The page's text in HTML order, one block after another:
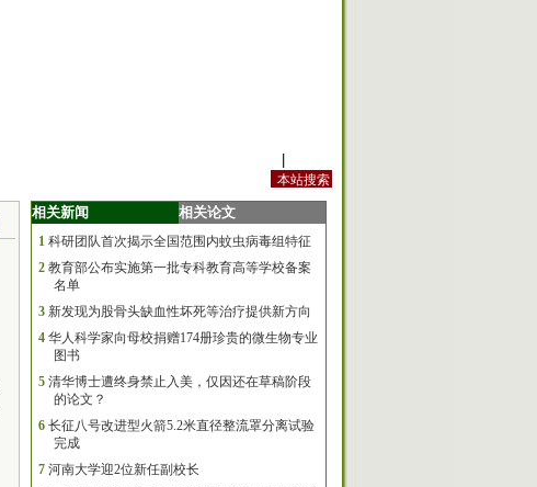
相关新闻 相关论文
1 科研团队首次揭示全国范围内蚊虫病毒组特征
2 教育部公布实施第一批专科教育高等学校备案
名单
3 新发现为股骨头缺血性坏死等治疗提供新方向
4 华人科学家向母校捐赠174册珍贵的微生物专业
图书
5 清华博士遭终身禁止入美，仅因还在草稿阶段
的论文？
6 长征八号改进型火箭5.2米直径整流罩分离试验
完成
7 河南大学迎2位新任副校长